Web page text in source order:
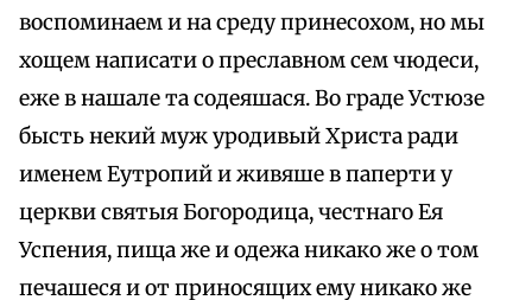
воспоминаем и на среду принесохом, но мы
хощем написати о преславном сем чюдеси,
еже в нашале та содеяшася. Во граде Устюзе
бысть некий муж уродивый Христа ради
именем Еутропий и живяше в паперти у
церкви святыя Богородица, честнаго Ея
Успения, пища же и одежа никако же о том
печашеся и от приносящих ему никако же